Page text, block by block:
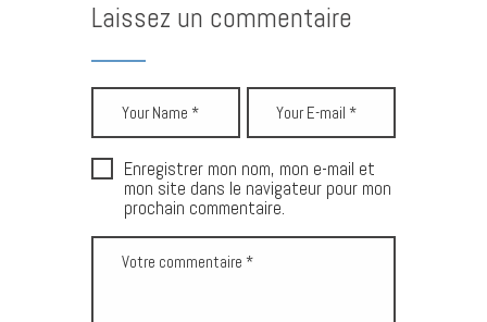
Laissez un commentaire
Enregistrer mon nom, mon e-mail et
mon site dans le navigateur pour mon
prochain commentaire.